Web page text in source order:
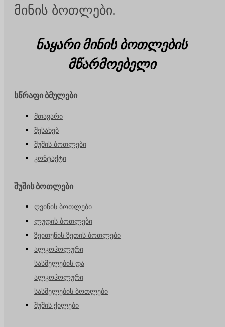
მინის ბოთლები.
ნაყარი მინის ბოთლების
მწარმოებელი
სწრაფი ბმულები
მთავარი
შესახებ
შუშის ბოთლები
კონტაქტი
შუშის ბოთლები
ღვინის ბოთლები
ლუდის ბოთლები
ზეითუნის ზეთის ბოთლები
ალკოჰოლური
სასმელების და
ალკოჰოლური
სასმელების ბოთლები
შუშის ქილები